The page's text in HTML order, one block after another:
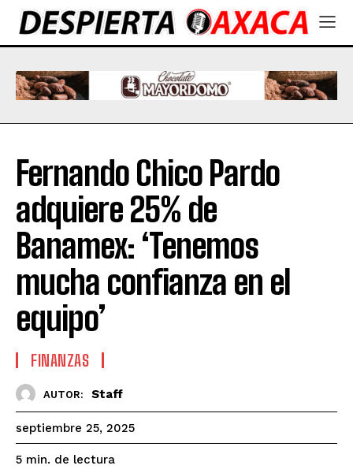
Fernando Chico Pardo
adquiere 25% de
Banamex: ‘Tenemos
mucha confianza en el
equipo’
FINANZAS
AUTOR: Staff
septiembre 25, 2025
5 min. de lectura